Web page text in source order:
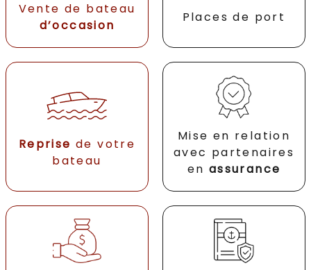
Vente de bateau
d’occasion
Places de port
Reprise de votre
bateau
Mise en relation
avec partenaires
en assurance